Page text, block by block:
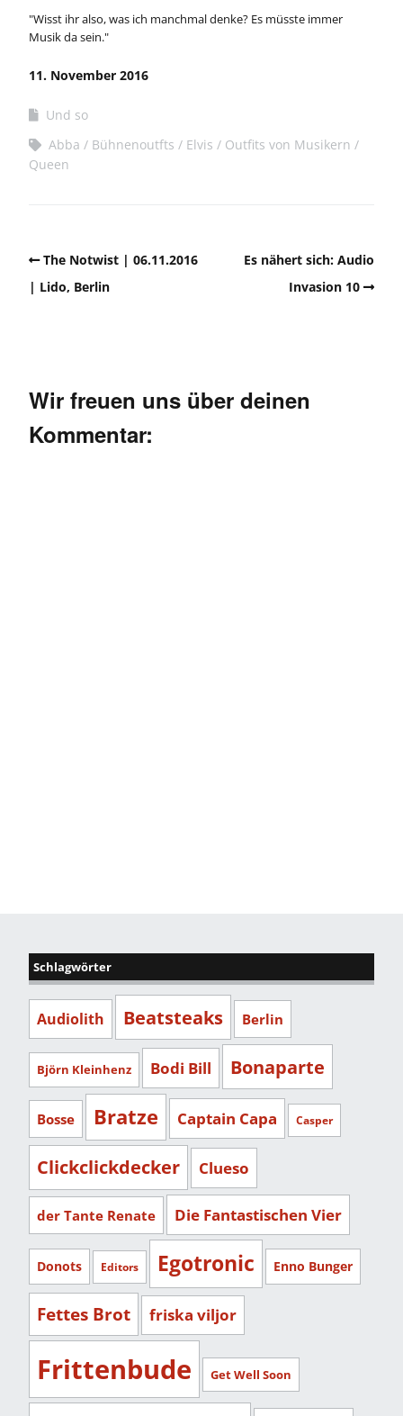
"Wisst ihr also, was ich manchmal denke? Es müsste immer
Musik da sein."
11. November 2016
Und so
Abba
Bühnenoutfts Elvis
Outfits von Musikern
Queen
The Notwist | 06.11.2016
| Lido, Berlin
Es nähert sich: Audio
Invasion 10
Wir freuen uns über deinen
Kommentar:
Schlagwörter
Audiolith Beatsteaks Berlin
Björn Kleinhenz Bodi Bill Bonaparte
Bosse Bratze Captain Capa Casper
Clickclickdecker Clueso
der Tante Renate Die Fantastischen Vier
Donots Editors Egotronic Enno Bunger
Fettes Brot friska viljor
Frittenbude Get Well Soon